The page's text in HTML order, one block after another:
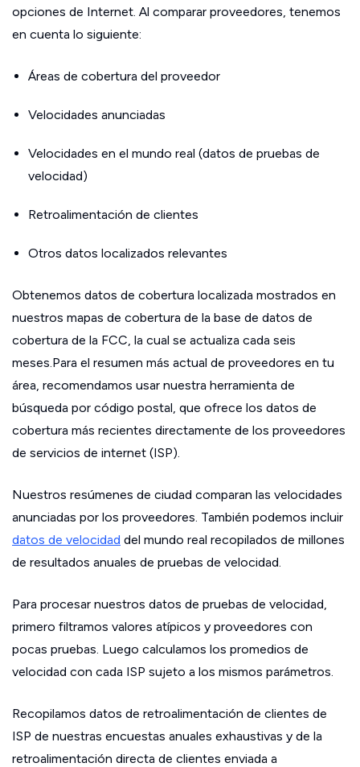
opciones de Internet. Al comparar proveedores, tenemos
en cuenta lo siguiente:
Áreas de cobertura del proveedor
Velocidades anunciadas
Velocidades en el mundo real (datos de pruebas de
velocidad)
Retroalimentación de clientes
Otros datos localizados relevantes
Obtenemos datos de cobertura localizada mostrados en
nuestros mapas de cobertura de la base de datos de
cobertura de la FCC, la cual se actualiza cada seis
meses.Para el resumen más actual de proveedores en tu
área, recomendamos usar nuestra herramienta de
búsqueda por código postal, que ofrece los datos de
cobertura más recientes directamente de los proveedores
de servicios de internet (ISP).
Nuestros resúmenes de ciudad comparan las velocidades
anunciadas por los proveedores. También podemos incluir
datos de velocidad del mundo real recopilados de millones
de resultados anuales de pruebas de velocidad.
Para procesar nuestros datos de pruebas de velocidad,
primero filtramos valores atípicos y proveedores con
pocas pruebas. Luego calculamos los promedios de
velocidad con cada ISP sujeto a los mismos parámetros.
Recopilamos datos de retroalimentación de clientes de
ISP de nuestras encuestas anuales exhaustivas y de la
retroalimentación directa de clientes enviada a